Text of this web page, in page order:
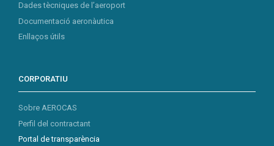
Dades tècniques de l’aeroport
Documentació aeronàutica
Enllaços útils
CORPORATIU
Sobre AEROCAS
Perfil del contractant
Portal de transparència